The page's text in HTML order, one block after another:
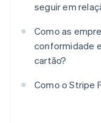
seguir em
Como as
conformidade
cartão?
Como o Stripe